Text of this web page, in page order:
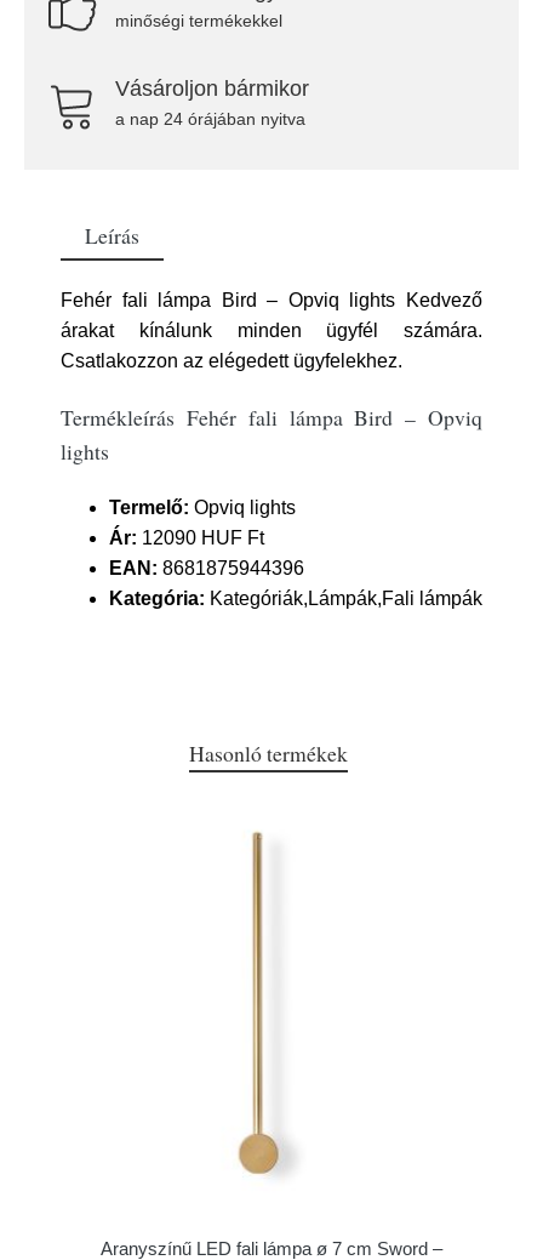
minőségi termékekkel
Vásároljon bármikor
a nap 24 órájában nyitva
Leírás
Fehér fali lámpa Bird – Opviq lights Kedvező
árakat kínálunk minden ügyfél számára.
Csatlakozzon az elégedett ügyfelekhez.
Termékleírás Fehér fali lámpa Bird – Opviq
lights
Termelő: Opviq lights
Ár: 12090 HUF Ft
EAN: 8681875944396
Kategória: Kategóriák,Lámpák,Fali lámpák
Hasonló termékek
Aranyszínű LED fali lámpa ø 7 cm Sword –